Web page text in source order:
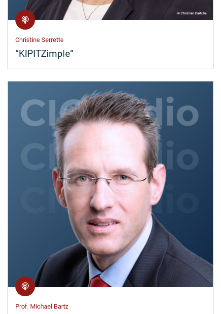
Christine Serrette
“KIPITZimple“
Prof. Michael Bartz